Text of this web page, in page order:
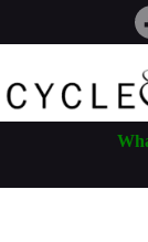
content